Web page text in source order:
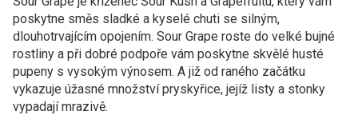
poskytne směs sladké a kyselé chuti se silným,
dlouhotrvajícím opojením. Sour Grape roste do velké bujné
rostliny a při dobré podpoře vám poskytne skvělé husté
pupeny s vysokým výnosem. A již od raného začátku
vykazuje úžasné množství pryskyřice, jejíž listy a stonky
vypadají mrazivě.